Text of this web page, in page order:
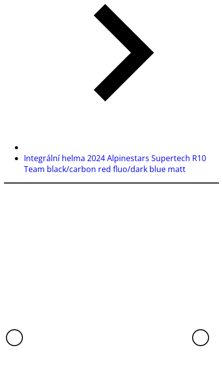
Integrální helma 2024 Alpinestars Supertech R10
Team black/carbon red fluo/dark blue matt